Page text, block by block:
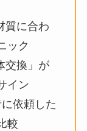
質に合わ
ック
交換」が
イン
依頼した
較